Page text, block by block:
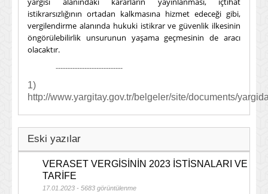
istikrarsızlığının ortadan kalkmasına hizmet edeceği gibi,
vergilendirme alanında hukuki istikrar ve güvenlik ilkesinin
öngörülebilirlik unsurunun yaşama geçmesinin de aracı
olacaktır.
----------------------------
1)
http://www.yargitay.gov.tr/belgeler/site/documents/
Eski yazılar
VERASET VERGİSİNİN 2023 İSTİSNALARI VE
TARİFE
17.01.2023 - 5683 görüntülenme